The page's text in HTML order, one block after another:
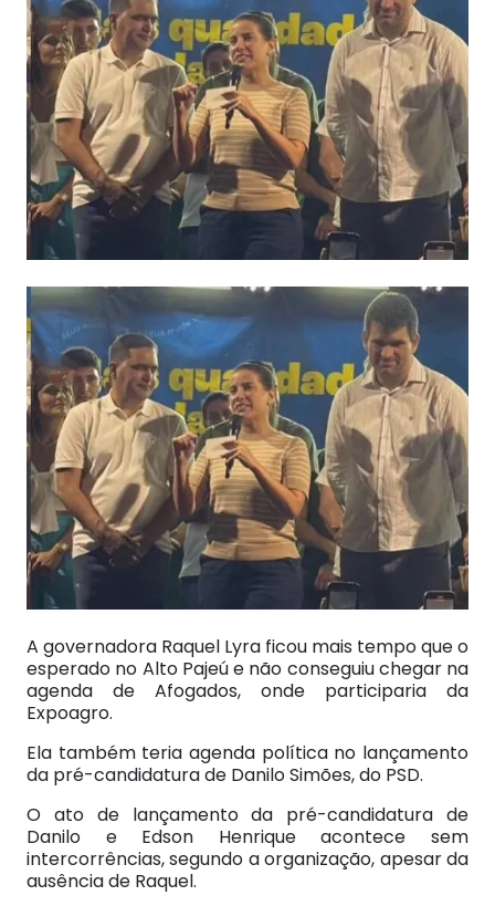
A governadora Raquel Lyra ficou mais tempo que o
esperado no Alto Pajeú e não conseguiu chegar na
agenda de Afogados, onde participaria da
Expoagro.
Ela também teria agenda política no lançamento
da pré-candidatura de Danilo Simões, do PSD.
O ato de lançamento da pré-candidatura de
Danilo e Edson Henrique acontece sem
intercorrências, segundo a organização, apesar da
ausência de Raquel.